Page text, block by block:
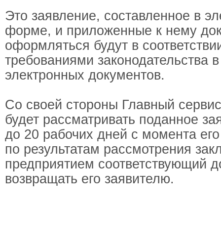
Это заявление, составленное в
форме, и приложенные к нему
оформляться будут в
требованиями законодательства
электронных документов.
Со своей стороны Главный
будет рассматривать поданное
до 20 рабочих дней с момента
по результатам рассмотрения
предприятием соответствующий
возвращать его заявителю.